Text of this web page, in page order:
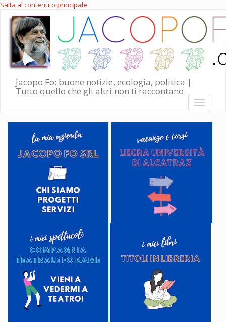
Salta al contenuto principale
Jacopo Fo: buone notizie, ecologia, politica |
Tutto quello che gli altri non ti raccontano
Toggle